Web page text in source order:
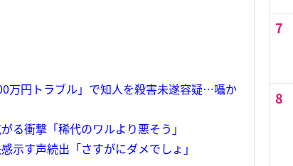
万円トラブル」で知人を殺害未遂容疑…囁か
る衝撃「稀代のワルより悪そう」
示す声続出「さすがにダメでしょ」